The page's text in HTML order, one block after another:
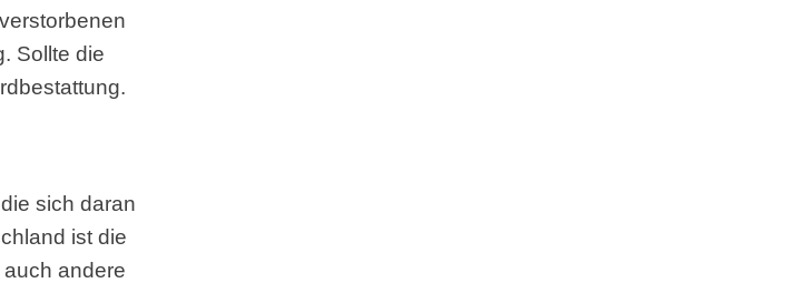
Sollte die
sich daran
ist die
andere